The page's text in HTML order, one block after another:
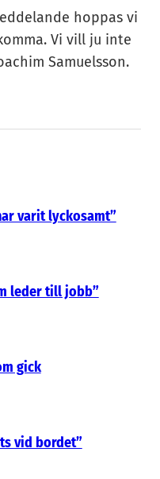
varit lyckosamt”
leder till jobb”
gick
vid bordet”
hoppas vi
Vi vill ju inte
Samuelsson.